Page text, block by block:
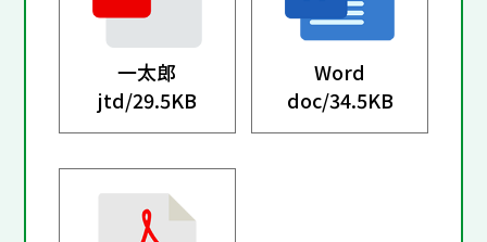
一太郎
jtd/29.5KB
Word
doc/34.5KB